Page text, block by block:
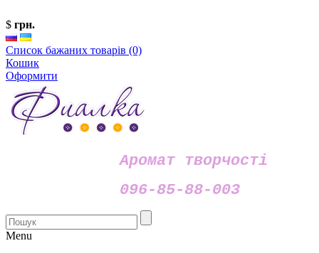
$ грн.
Список бажаних товарів (0)
Кошик
Оформити
Аромат творчості
096-85-88-003
Menu